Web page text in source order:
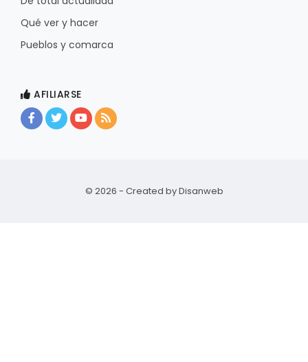
Qué ver y hacer
Pueblos y comarca
AFILIARSE
© 2026 - Created byDisanweb